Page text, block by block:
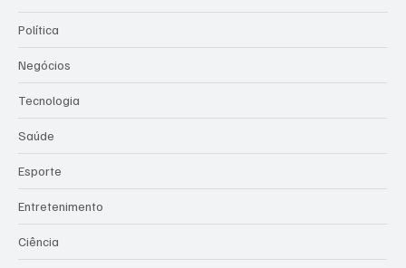
Política
Negócios
Tecnologia
Saúde
Esporte
Entretenimento
Ciência